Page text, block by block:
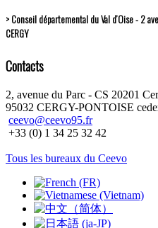
> Conseil départemental du Val d’Oise - 2
CERGY
Contacts
2, avenue du Parc - CS 20201
95032 CERGY-PONTOISE
ceevo@ceevo95.fr
+33 (0) 1 34 25 32 42
Tous les bureaux du Ceevo